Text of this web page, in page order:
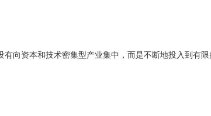
向资本和技术密集型产业集中，而是不断地投入到有